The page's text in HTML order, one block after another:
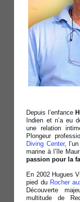
Depuis l’enfance
Indien et n’a eu
une relation
Plongeur
Diving Center,
marine à l’île
passion pour la
En 2002 Hugues
pied du Rocher
Découverte
multitude de